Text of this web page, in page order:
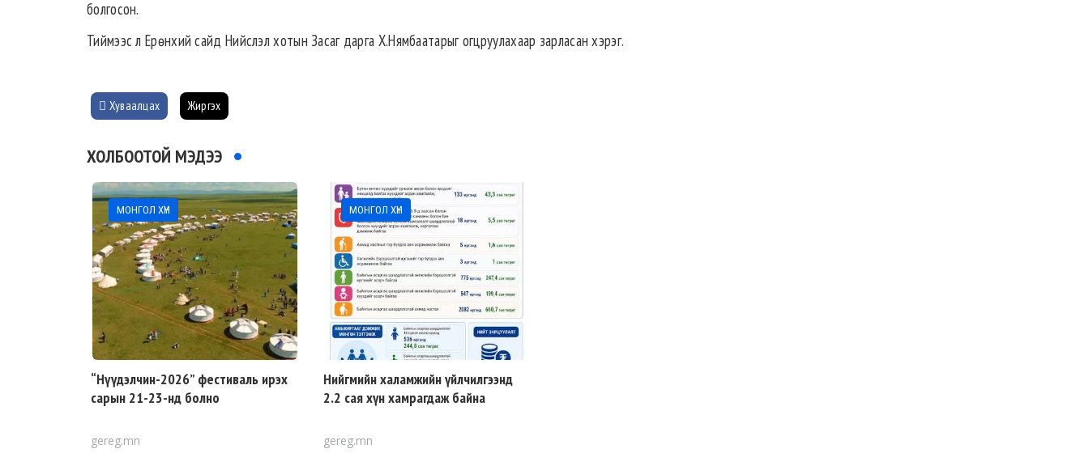
болгосон.
Тиймээс л Ерөнхий сайд Нийслэл хотын Засаг дарга Х.Нямбаатарыг огцруулахаар зарласан хэрэг.
Хуваалцах Жиргэх
ХОЛБООТОЙ МЭДЭЭ
МОНГОЛ ХҮН
“Нүүдэлчин-2026” фестиваль ирэх
сарын 21-23-нд болно
gereg.mn
МОНГОЛ ХҮН
Нийгмийн халамжийн үйлчилгээнд
2.2 сая хүн хамрагдаж байна
gereg.mn